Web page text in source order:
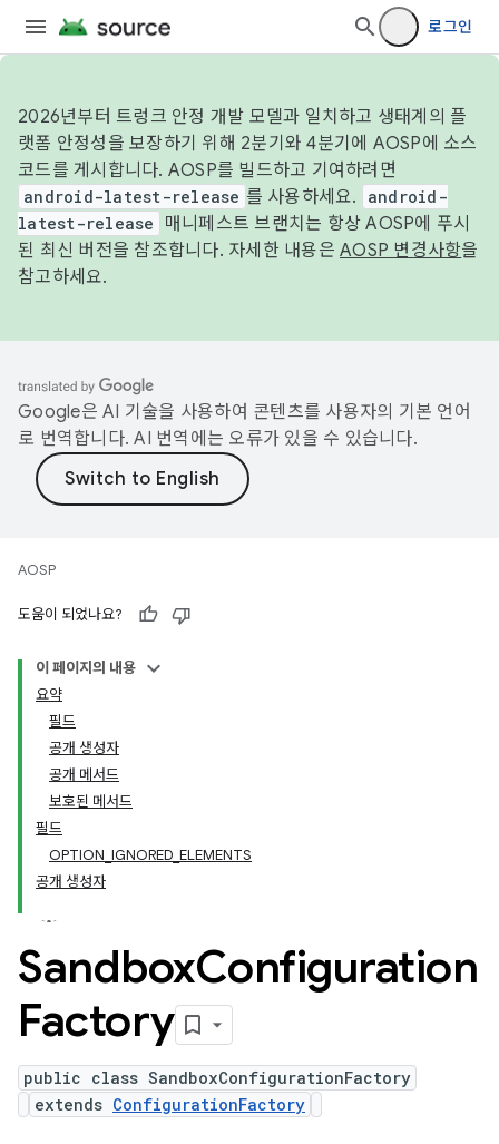
로그인
2026년부터 트렁크 안정 개발 모델과 일치하고 생태계의 플
랫폼 안정성을 보장하기 위해 2분기와 4분기에 AOSP에 소스
코드를 게시합니다. AOSP를 빌드하고 기여하려면
android-latest-release 를 사용하세요.
android-
latest-release
매니페스트 브랜치는 항상 AOSP에 푸시
된 최신 버전을 참조합니다. 자세한 내용은 AOSP 변경사항을
참고하세요.
Google은 AI 기술을 사용하여 콘텐츠를 사용자의 기본 언어
로 번역합니다. AI 번역에는 오류가 있을 수 있습니다.
AOSP
도움이 되었나요?
이 페이지의 내용
요약
필드
공개 생성자
공개 메서드
보호된 메서드
필드
OPTION_IGNORED_ELEMENTS
공개 생성자
SandboxConfiguration
Factory
public class SandboxConfigurationFactory
extends ConfigurationFactory